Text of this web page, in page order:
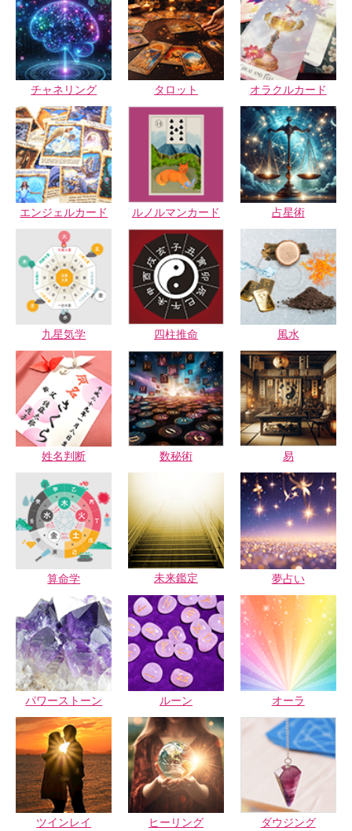
チャネリング タロット オラクルカード
エンジェルカード ルノルマンカード 占星術
九星気学 四柱推命 風水
姓名判断 数秘術 易
算命学 未来鑑定 夢占い
パワーストーン ルーン オーラ
ツインレイ ヒーリング ダウジング